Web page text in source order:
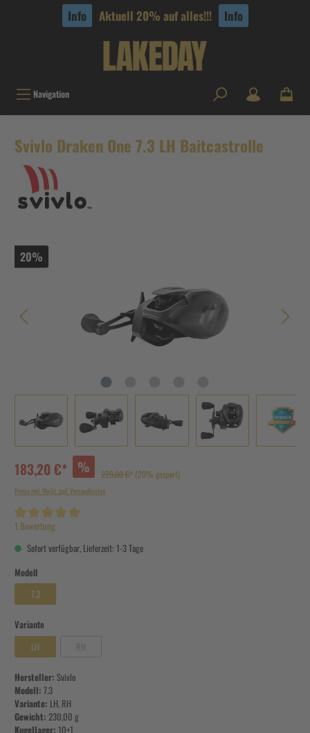
Info Aktuell 20% auf alles!!! Info
Navigation
Svivlo Draken One 7.3 LH Baitcastrolle
20%
183,20 €* % 229,00 €* (20% gespart)
Preise inkl. MwSt. zzgl. Versandkosten
Durchschnittliche Bewertung von 5 von 5 Sternen
1 Bewertung
Sofort verfügbar, Lieferzeit: 1-3 Tage
Modell
7.3
Variante
LH
Hersteller: Svivlo
Modell: 7.3
Variante: LH, RH
Gewicht: 230,00 g
Kugellager: 10+1